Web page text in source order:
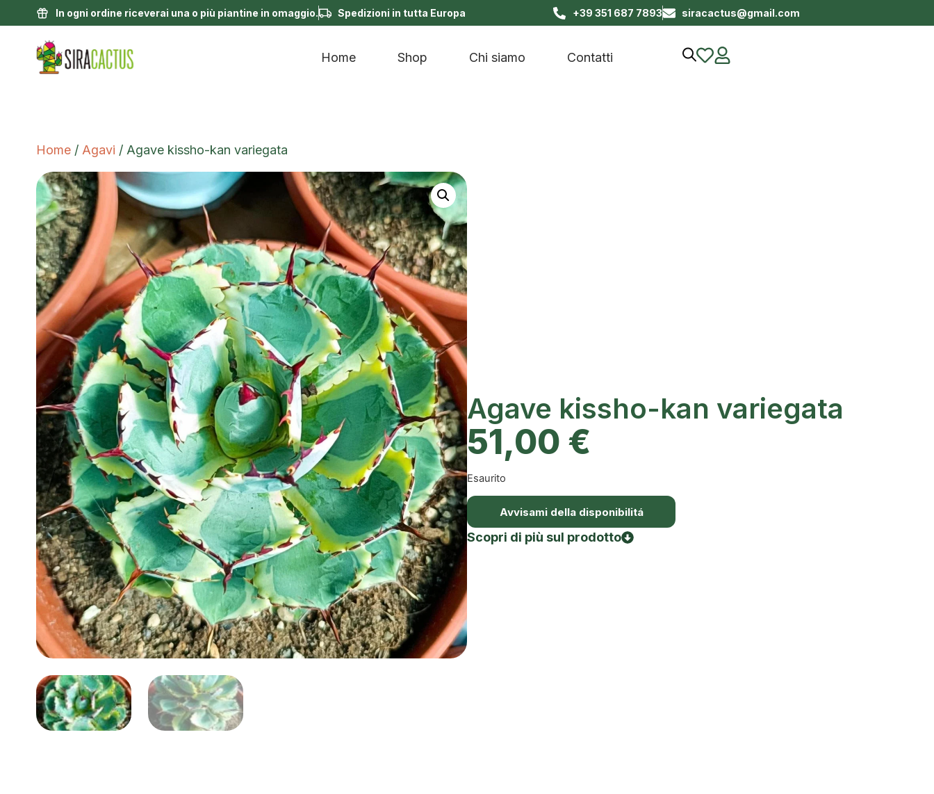
In ogni ordine riceverai una o più piantine in omaggio. Spedizioni in tutta Europa +39 351 687 7893 siracactus@gmail.com
Home Shop Chi siamo Contatti
Home / Agavi / Agave kissho-kan variegata
Agave kissho-kan variegata
51,00 €
Esaurito
Avvisami della disponibilitá
Scopri di più sul prodotto